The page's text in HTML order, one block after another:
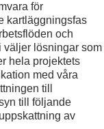
för
kartläggningsfas
och
väljer lösningar som
hela projektets
med våra
till
till följande
av